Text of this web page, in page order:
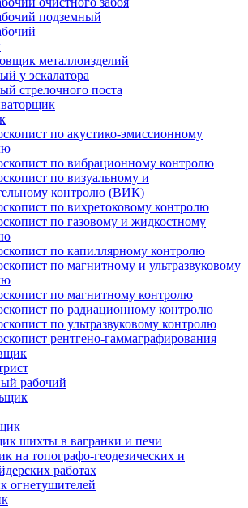
подземный
металлоизделий
у эскалатора
стрелочного поста
по акустико-эмиссионному
по вибрационному контролю
по визуальному и
контролю (ВИК)
по вихретоковому контролю
по газовому и жидкостному
по капиллярному контролю
по магнитному и ультразвуковому
по магнитному контролю
по радиационному контролю
по ультразвуковому контролю
рентгено-гаммаграфирования
рабочий
шихты в вагранки и печи
на топографо-геодезических и
работах
огнетушителей